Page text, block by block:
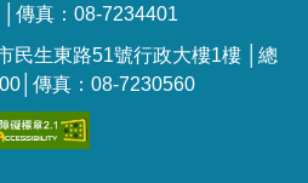
傳真：08-7234401
民生東路51號行政大樓1樓 │總
傳真：08-7230560